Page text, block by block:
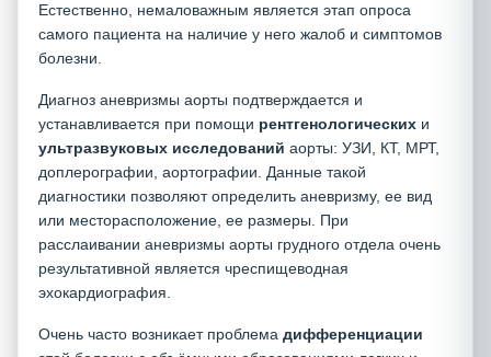
Естественно, немаловажным является этап опроса
самого пациента на наличие у него жалоб и симптомов
болезни.
Диагноз аневризмы аорты подтверждается и
устанавливается при помощи рентгенологических и
ультразвуковых исследований аорты: УЗИ, КТ, МРТ,
доплерографии, аортографии. Данные такой
диагностики позволяют определить аневризму, ее вид
или месторасположение, ее размеры. При
расслаивании аневризмы аорты грудного отдела очень
результативной является чреспищеводная
эхокардиография.
Очень часто возникает проблема дифференциации